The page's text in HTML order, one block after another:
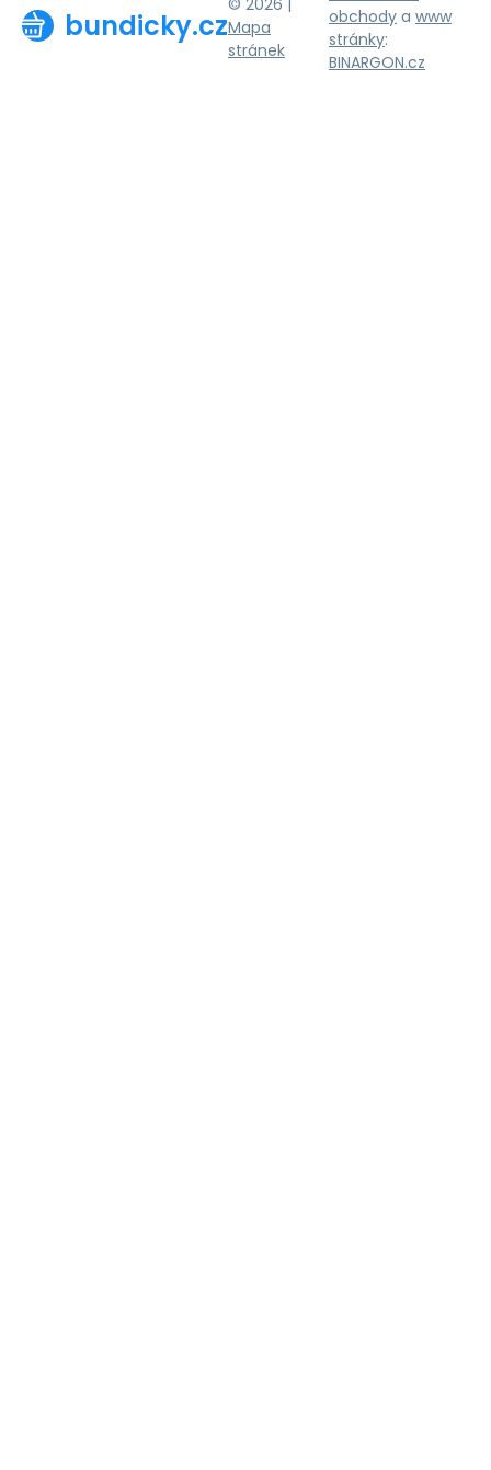
bundicky.cz
© 2026 |
Mapa
stránek
obchody a www
stránky:
BINARGON.cz